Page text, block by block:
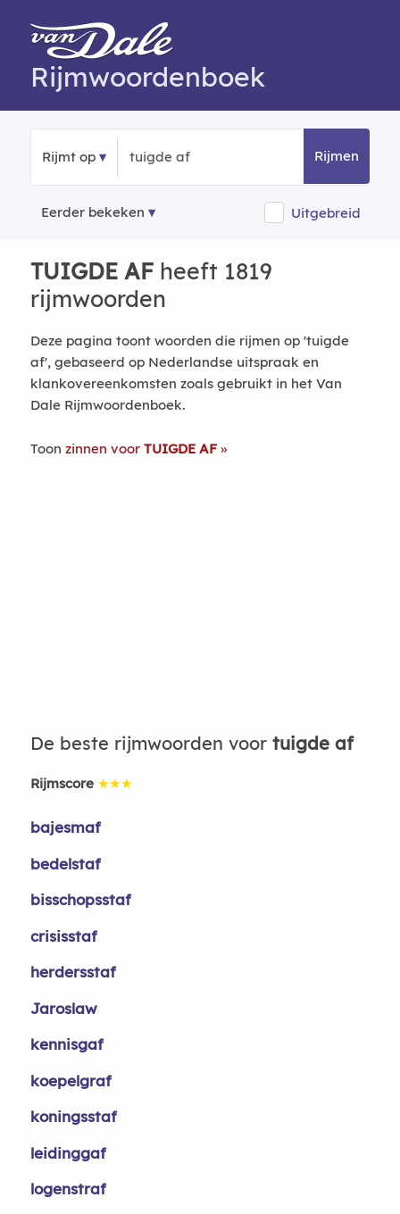
Rijmwoordenboek
Rijmt op Rijmen
Eerder bekeken Uitgebreid
TUIGDE AFheeft 1819
rijmwoorden
Deze pagina toont woorden die rijmen op 'tuigde
af', gebaseerd op Nederlandse uitspraak en
klankovereenkomsten zoals gebruikt in het Van
Dale Rijmwoordenboek.
Toon zinnen voor TUIGDE AF
De beste rijmwoorden voor tuigde af
Rijmscore ★★★
bajesmaf
bedelstaf
bisschopsstaf
crisisstaf
herdersstaf
Jaroslaw
kennisgaf
koepelgraf
koningsstaf
leidinggaf
logenstraf